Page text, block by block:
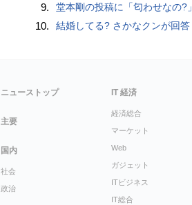
9. 堂本剛の投稿に「匂わせなの?」
10. 結婚してる? さかなクンが回答
ニューストップ
主要
国内
社会
政治
IT 経済
経済総合
マーケット
Web
ガジェット
ITビジネス
IT総合